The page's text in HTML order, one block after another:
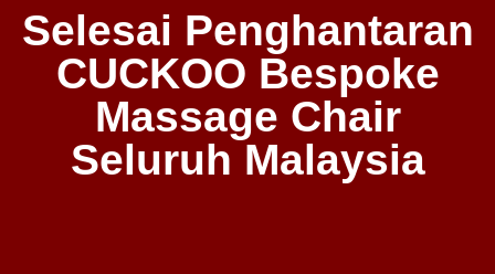
Selesai Penghantaran
CUCKOO Bespoke
Massage Chair
Seluruh Malaysia